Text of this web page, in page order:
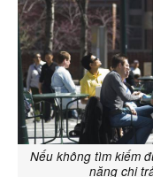
Nếu không tìm kiếm
năng chi